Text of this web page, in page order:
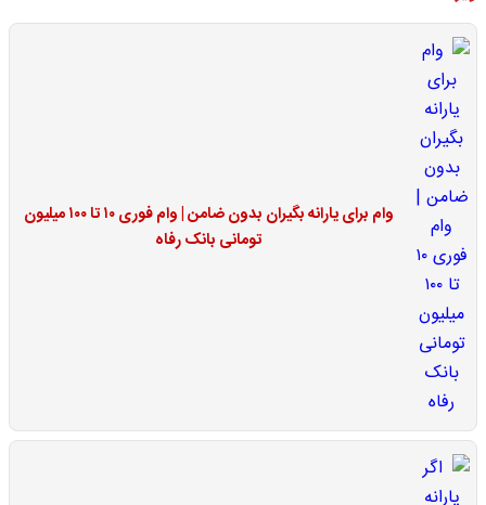
وام برای یارانه بگیران بدون ضامن | وام فوری ۱۰ تا ۱۰۰ میلیون
تومانی بانک رفاه